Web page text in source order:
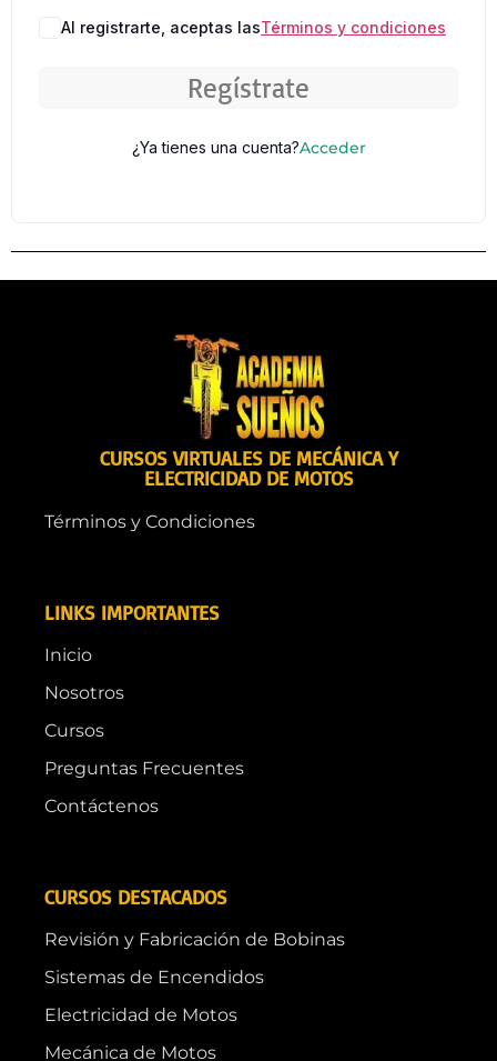
Al registrarte, aceptas lasTérminos y condiciones
Regístrate
¿Ya tienes una cuenta?Acceder
CURSOS VIRTUALES DE MECÁNICA Y
ELECTRICIDAD DE MOTOS
Términos y Condiciones
LINKS IMPORTANTES
Inicio
Nosotros
Cursos
Preguntas Frecuentes
Contáctenos
CURSOS DESTACADOS
Revisión y Fabricación de Bobinas
Sistemas de Encendidos
Electricidad de Motos
Mecánica de Motos